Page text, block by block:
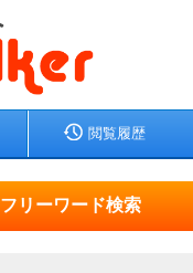
閲覧履歴
フリーワード検索